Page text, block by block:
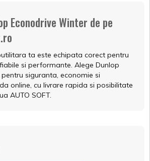
Econodrive Winter de pe
ta este echipata corect pentru
si performante. Alege Dunlop
siguranta, economie si
online, cu livrare rapida si posibilitate
AUTO SOFT.